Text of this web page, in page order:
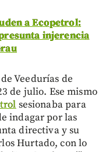
a Ecopetrol:
injerencia
Veedurías de
de julio. Ese mismo
sesionaba para
indagar por las
directiva y su
Hurtado, con lo